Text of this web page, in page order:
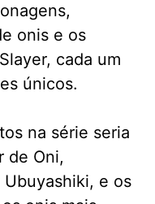
onis e os
cada um
únicos.
na série seria
de Oni,
e os